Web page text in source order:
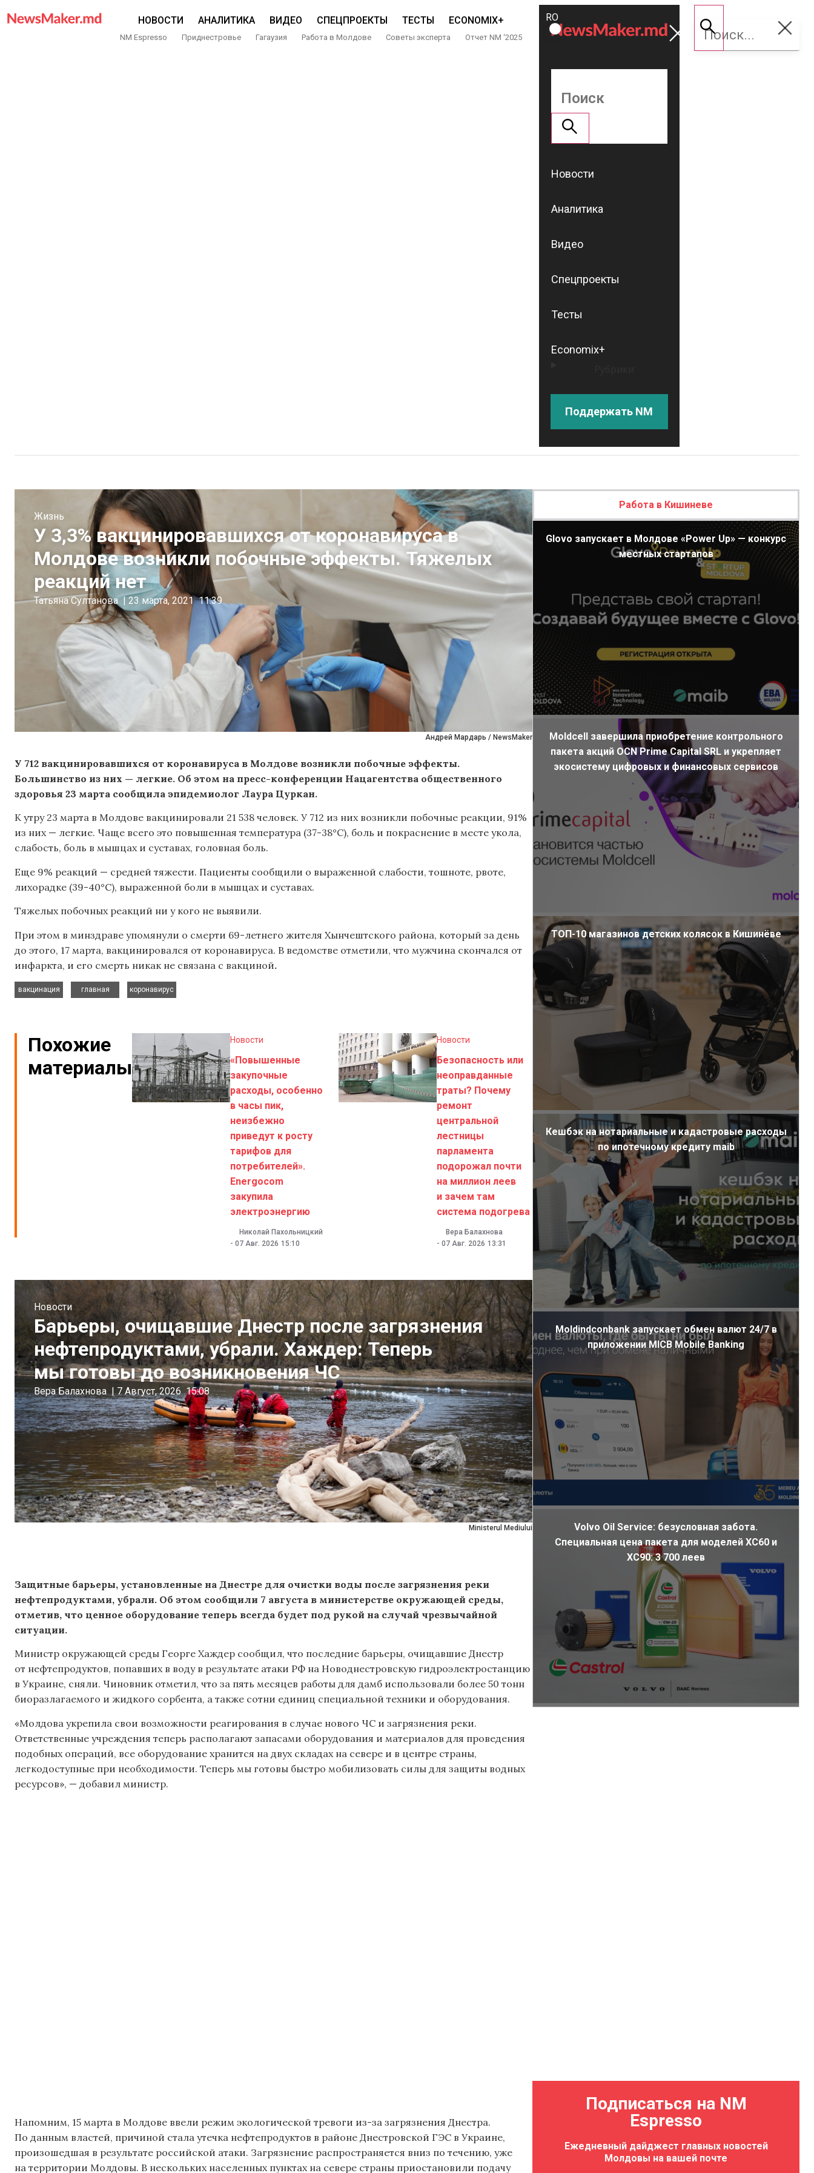
НОВОСТИ АНАЛИТИКА ВИДЕО СПЕЦПРОЕКТЫ ТЕСТЫ ECONOMIX+
NM Espresso Приднестровье Гагаузия Работа в Молдове Советы эксперта Отчет NM ‘2025
ROMÂNĂ
RU
Поддержать
NM
Новости
Аналитика
Видео
Спецпроекты
Тесты
Economix+
Поддержать NM
Андрей Мардарь / NewsMaker
Жизнь
У 3,3% вакцинировавшихся от коронавируса в
Молдове возникли побочные эффекты. Тяжелых
реакций нет
Татьяна Султанова | 23 марта, 2021 11:39
У 712 вакцинировавшихся от коронавируса в Молдове возникли побочные эффекты.
Большинство из них — легкие. Об этом на пресс-конференции Нацагентства общественного
здоровья 23 марта сообщила эпидемиолог Лаура Цуркан.
К утру 23 марта в Молдове вакцинировали 21 538 человек. У 712 из них возникли побочные реакции, 91%
из них — легкие. Чаще всего это повышенная температура (37-38°C), боль и покраснение в месте укола,
слабость, боль в мышцах и суставах, головная боль.
Еще 9% реакций — средней тяжести. Пациенты сообщили о выраженной слабости, тошноте, рвоте,
лихорадке (39-40°C), выраженной боли в мышцах и суставах.
Тяжелых побочных реакций ни у кого не выявили.
При этом в минздраве упомянули о смерти 69-летнего жителя Хынчештского района, который за день
до этого, 17 марта, вакцинировался от коронавируса. В ведомстве отметили, что мужчина скончался от
инфаркта, и его смерть никак не связана с вакциной.
вакцинация
главная
коронавирус
Похожие
материалы
Новости
«Повышенные
закупочные
расходы, особенно
в часы пик,
неизбежно
приведут к росту
тарифов для
потребителей».
Energocom
закупила
электроэнергию
Николай Пахольницкий
- 07 Авг. 2026 15:10
Новости
Безопасность или
неоправданные
траты? Почему
ремонт
центральной
лестницы
парламента
подорожал почти
на миллион леев
и зачем там
система подогрева
Вера Балахнова
- 07 Авг. 2026 13:31
Ministerul Mediului
Новости
Барьеры, очищавшие Днестр после загрязнения
нефтепродуктами, убрали. Хаждер: Теперь
мы готовы до возникновения ЧС
Вера Балахнова | 7 Август, 2026 15:08
Защитные барьеры, установленные на Днестре для очистки воды после загрязнения реки
нефтепродуктами, убрали. Об этом сообщили 7 августа в министерстве окружающей среды,
отметив, что ценное оборудование теперь всегда будет под рукой на случай чрезвычайной
ситуации.
Министр окружающей среды Георге Хаждер сообщил, что последние барьеры, очищавшие Днестр
от нефтепродуктов, попавших в воду в результате атаки РФ на Новоднестровскую гидроэлектростанцию ​​
в Украине, сняли. Чиновник отметил, что за пять месяцев работы для дамб использовали более 50 тонн
биоразлагаемого и жидкого сорбента, а также сотни единиц специальной техники и оборудования.
«Молдова укрепила свои возможности реагирования в случае нового ЧС и загрязнения реки.
Ответственные учреждения теперь располагают запасами оборудования и материалов для проведения
подобных операций, все оборудование хранится на двух складах на севере и в центре страны,
легкодоступные при необходимости. Теперь мы готовы быстро мобилизовать силы для защиты водных
ресурсов», — добавил министр.
Напомним, 15 марта в Молдове ввели режим экологической тревоги из-за загрязнения Днестра.
По данным властей, причиной стала утечка нефтепродуктов в районе Днестровской ГЭС в Украине,
произошедшая в результате российской атаки. Загрязнение распространяется вниз по течению, уже
на территории Молдовы. В нескольких населенных пунктах на севере страны приостановили подачу
Работа в Кишиневе
Glovo запускает в Молдове «Power Up» — конкурс
местных стартапов
Moldcell завершила приобретение контрольного
пакета акций OCN Prime Capital SRL и укрепляет
экосистему цифровых и финансовых сервисов
ТОП-10 магазинов детских колясок в Кишинёве
Кешбэк на нотариальные и кадастровые расходы
по ипотечному кредиту maib
Moldindconbank запускает обмен валют 24/7 в
приложении MICB Mobile Banking
Volvo Oil Service: безусловная забота.
Специальная цена пакета для моделей XC60 и
XC90: 3 700 леев
Подписаться на NM
Espresso
Ежедневный дайджест главных новостей
Молдовы на вашей почте